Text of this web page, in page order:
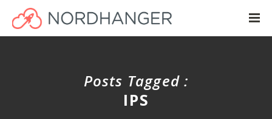
Posts Tagged :
IPS